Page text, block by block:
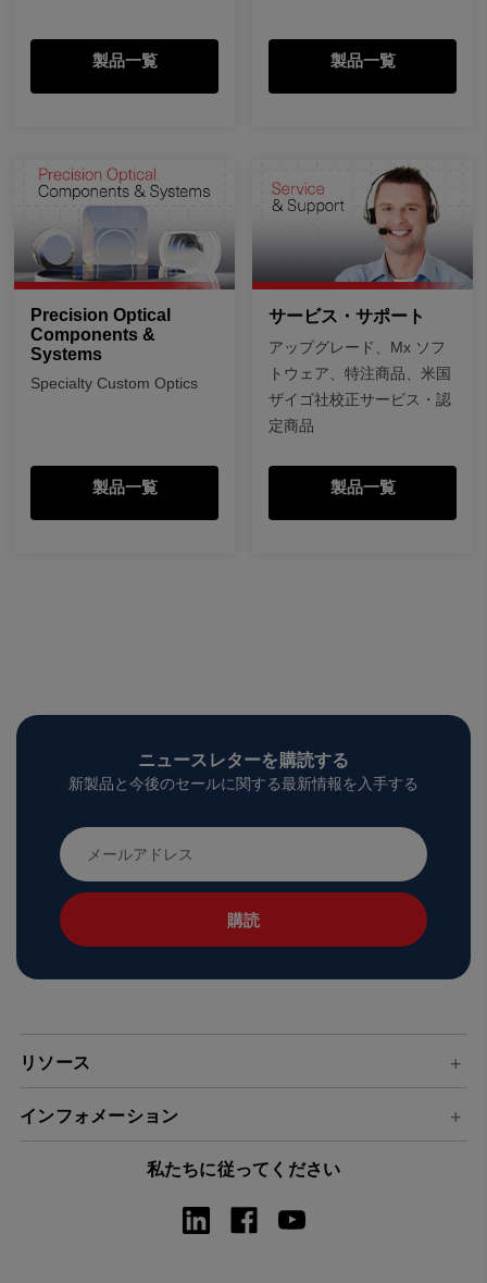
製品一覧 製品一覧
Precision Optical
Components &
Systems
Specialty Custom Optics
製品一覧
サービス・サポート
アップグレード、Mx ソフ
トウェア、特注商品、米国
ザイゴ社校正サービス・認
定商品
製品一覧
ニュースレターを購読する
新製品と今後のセールに関する最新情報を入手する
メ
ー
ル
ア
ド
リソース
インフォメーション
私たちに従ってください